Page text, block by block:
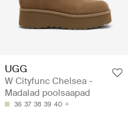
UGG
W Cityfunc Chelsea -
Madalad poolsaapad
36 37 38 39 40